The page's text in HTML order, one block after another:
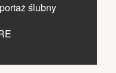
ślubny